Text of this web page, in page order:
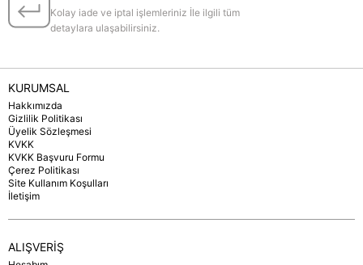
Kolay iade ve iptal işlemleriniz İle ilgili tüm
detaylara ulaşabilirsiniz.
KURUMSAL
Hakkımızda
Gizlilik Politikası
Üyelik Sözleşmesi
KVKK
KVKK Başvuru Formu
Çerez Politikası
Site Kullanım Koşulları
İletişim
ALIŞVERİŞ